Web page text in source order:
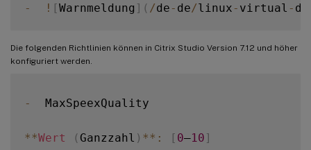
- ! [Warnmeldung ] ( /de - de/linux - virtual -
Die folgenden Richtlinien können in Citrix Studio Version 7.12 und höher
konfiguriert werden.
-
  MaxSpeexQuality
**Wert ( Ganzzahl ) ** : [ 0–10 ]